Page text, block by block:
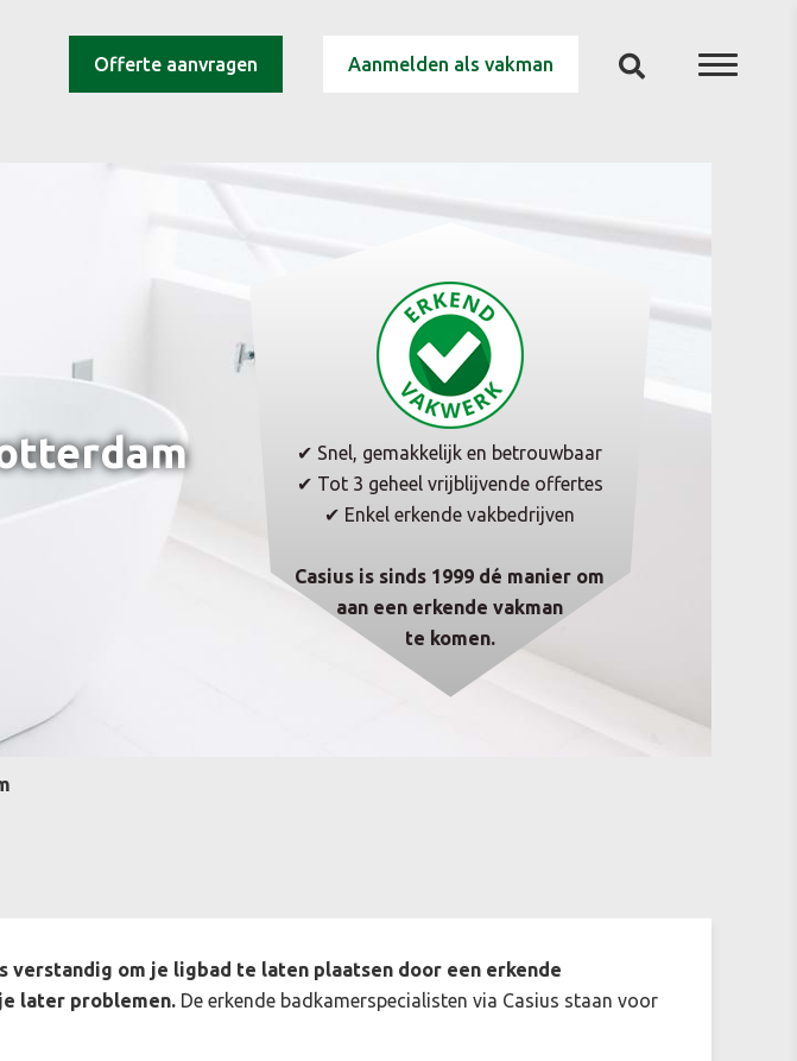
Offerte aanvragen Aanmelden als vakman
✔ Snel, gemakkelijk en betrouwbaar
✔ Tot 3 geheel vrijblijvende offertes
✔ Enkel erkende vakbedrijven
Casius is sinds 1999 dé manier om
aan een erkende vakman
te komen.
verstandig om je ligbad te laten plaatsen door een erkende
later problemen. De erkende badkamerspecialisten via Casius staan voor